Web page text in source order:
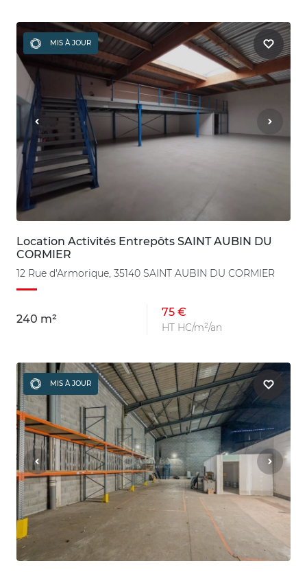
MIS À JOUR
Location Activités Entrepôts SAINT AUBIN DU
CORMIER
12 Rue d'Armorique, 35140 SAINT AUBIN DU CORMIER
240 m²
75 €
HT HC/m²/an
MIS À JOUR